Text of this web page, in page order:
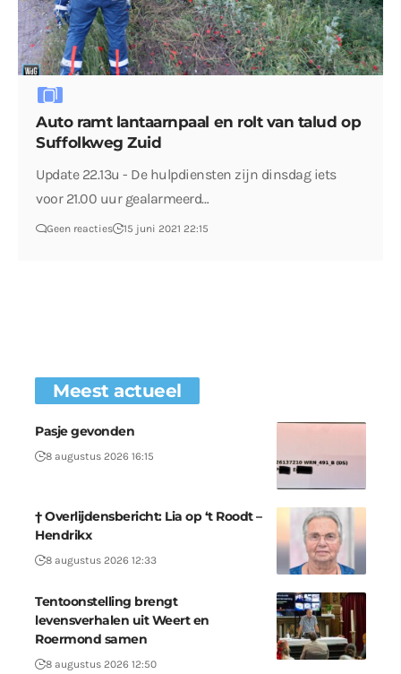
Auto ramt lantaarnpaal en rolt van talud op
Suffolkweg Zuid
Update 22.13u - De hulpdiensten zijn dinsdag iets
voor 21.00 uur gealarmeerd…
Geen reacties 15 juni 2021 22:15
Meest actueel
Pasje gevonden
8 augustus 2026 16:15
† Overlijdensbericht: Lia op ‘t Roodt –
Hendrikx
8 augustus 2026 12:33
Tentoonstelling brengt
levensverhalen uit Weert en
Roermond samen
8 augustus 2026 12:50